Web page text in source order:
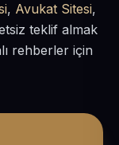
, Avukat Sitesi,
teklif almak
rehberler için